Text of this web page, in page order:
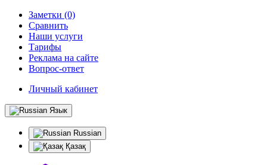
Заметки (0)
Сравнить
Наши услуги
Тарифы
Реклама на сайте
Вопрос-ответ
Личный кабинет
Язык
Russian
Қазақ